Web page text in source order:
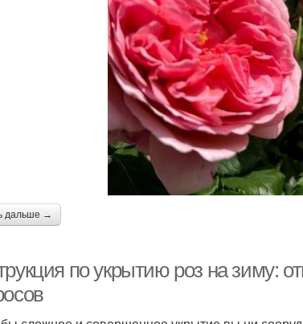
дальше →
по укрытию роз на зиму: